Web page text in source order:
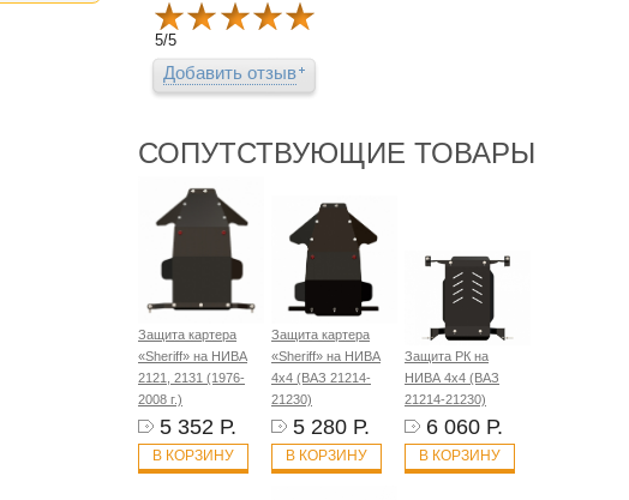
5/5
Добавить отзыв
СОПУТСТВУЮЩИЕ ТОВАРЫ
Защита картера
«Sheriff» на НИВА
2121, 2131 (1976-
2008 г.)
5 352 Р.
В КОРЗИНУ
Защита картера
«Sheriff» на НИВА
4x4 (ВАЗ 21214-
21230)
5 280 Р.
В КОРЗИНУ
Защита РК на
НИВА 4x4 (ВАЗ
21214-21230)
6 060 Р.
В КОРЗИНУ